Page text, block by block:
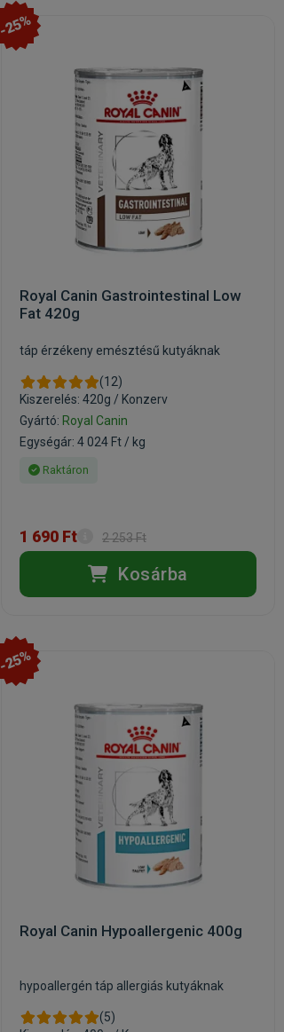
-25%
Royal Canin Gastrointestinal Low
Fat 420g
táp érzékeny emésztésű kutyáknak
(12)
Kiszerelés: 420g / Konzerv
Gyártó: Royal Canin
Egységár: 4 024 Ft / kg
Raktáron
1 690 Ft 2 253 Ft
Kosárba
-25%
Royal Canin Hypoallergenic 400g
hypoallergén táp allergiás kutyáknak
(5)